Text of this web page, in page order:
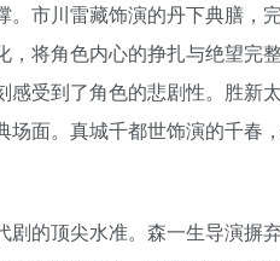
市川雷藏饰演的丹下典膳
将角色内心的挣扎与绝望
受到了角色的悲剧性。胜
面。真城千都世饰演的千
的顶尖水准。森一生导演